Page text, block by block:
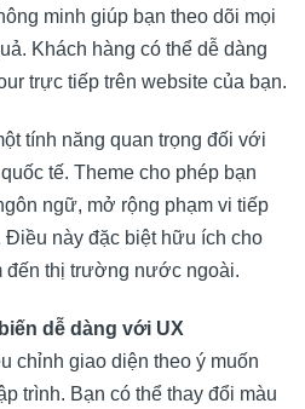
minh giúp bạn theo dõi mọi
Khách hàng có thể dễ dàng
trực tiếp trên website của bạn.
tính năng quan trọng đối với
tế. Theme cho phép bạn
ngữ, mở rộng phạm vi tiếp
Điều này đặc biệt hữu ích cho
đến thị trường nước ngoài.
dễ dàng với UX
chỉnh giao diện theo ý muốn
trình. Bạn có thể thay đổi màu